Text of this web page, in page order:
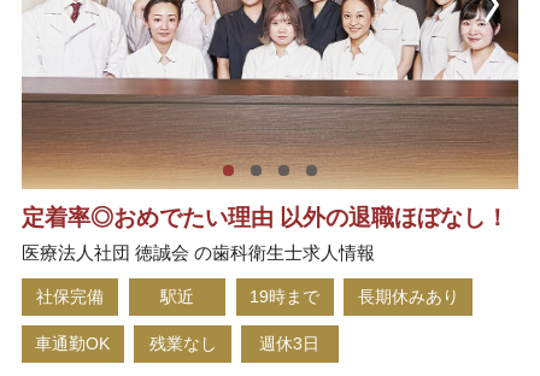
定着率◎おめでたい理由 以外の退職ほぼなし！
医療法人社団 徳誠会 の歯科衛生士求人情報
社保完備 駅近 19時まで 長期休みあり
車通勤OK 残業なし 週休3日